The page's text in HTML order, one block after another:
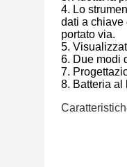
4. Lo
dati a chiave
portato via.
5.
6. Due modi
7.
8. Batteria al